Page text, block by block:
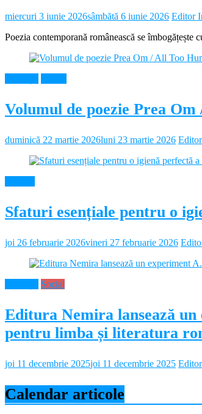
miercuri 3 iunie 2026sâmbătă 6 iunie 2026 Editor
Poezia contemporană românească se
Volumul de poezie Prea
duminică 22 martie 2026luni 23 martie 2026
Sfaturi esențiale pentru o
joi 26 februarie 2026vineri 27 februarie 2026
Social
Editura Nemira lansează
pentru limba și literatura
joi 11 decembrie 2025joi 11 decembrie 2025
Calendar articole